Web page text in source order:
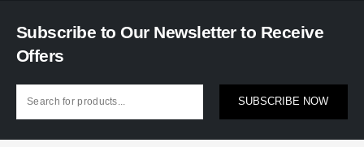
Subscribe to Our Newsletter to Receive
Offers
SUBSCRIBE NOW